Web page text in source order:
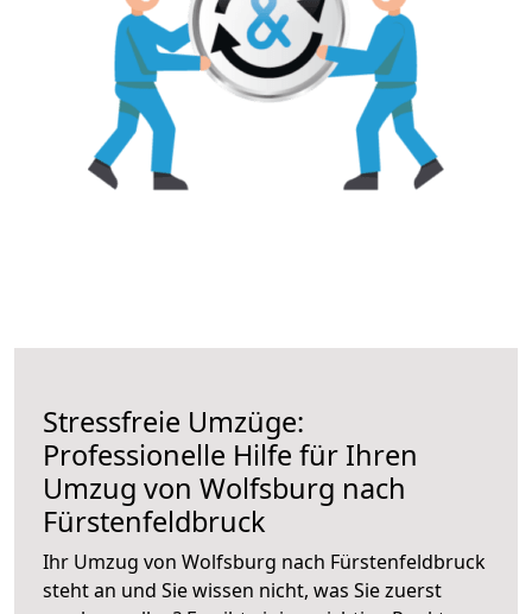
Stressfreie Umzüge:
Professionelle Hilfe für Ihren
Umzug von Wolfsburg nach
Fürstenfeldbruck
Ihr Umzug von Wolfsburg nach Fürstenfeldbruck
steht an und Sie wissen nicht, was Sie zuerst